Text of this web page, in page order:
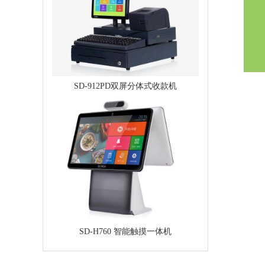
SD-912PD双屏分体式收款机
SD-H760 智能触摸一体机